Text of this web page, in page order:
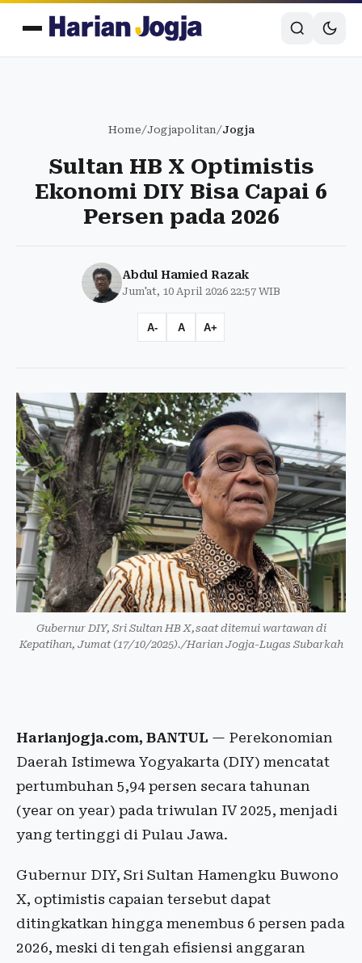
Home/Jogjapolitan/Jogja
Sultan HB X Optimistis
Ekonomi DIY Bisa Capai 6
Persen pada 2026
Abdul Hamied Razak
Jum'at, 10 April 2026 22:57 WIB
A- A A+
Gubernur DIY, Sri Sultan HB X,saat ditemui wartawan di
Kepatihan, Jumat (17/10/2025)./Harian Jogja-Lugas Subarkah
Harianjogja.com, BANTUL — Perekonomian
Daerah Istimewa Yogyakarta (DIY) mencatat
pertumbuhan 5,94 persen secara tahunan
(year on year) pada triwulan IV 2025, menjadi
yang tertinggi di Pulau Jawa.
Gubernur DIY, Sri Sultan Hamengku Buwono
X, optimistis capaian tersebut dapat
ditingkatkan hingga menembus 6 persen pada
2026, meski di tengah efisiensi anggaran